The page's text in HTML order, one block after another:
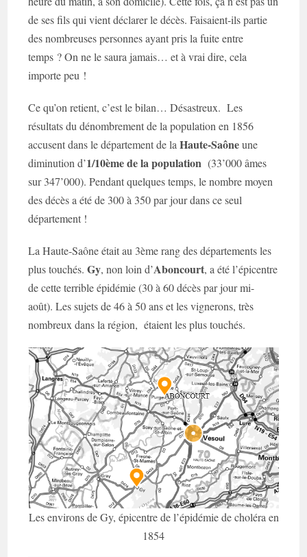
de ses fils qui vient déclarer le décès. Faisaient-ils partie
des nombreuses personnes ayant pris la fuite entre
temps ? On ne le saura jamais… et à vrai dire, cela
importe peu !
Ce qu’on retient, c’est le bilan… Désastreux. Les
résultats du dénombrement de la population en 1856
accusent dans le département de laHaute-Saôneune
diminution d’1/10ème de la population (33’000 âmes
sur 347’000). Pendant quelques temps, le nombre moyen
des décès a été de 300 à 350 par jour dans ce seul
département !
La Haute-Saône était au 3ème rang des départements les
plus touchés.Gy, non loin d’Aboncourt, a été l’épicentre
de cette terrible épidémie (30 à 60 décès par jour mi-
août). Les sujets de 46 à 50 ans et les vignerons, très
nombreux dans la région, étaient les plus touchés.
Les environs de Gy, épicentre de l’épidémie de choléra en
1854